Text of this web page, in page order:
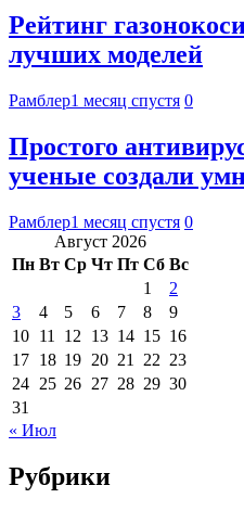
Рейтинг
лучших моделей
Рамблер1 месяц спустя 0
Простого
ученые создали
Рамблер1 месяц спустя 0
Август 2026
Пн Вт Ср Чт Пт Сб Вс
1
2
3
4 5 6 7 8
9
10 11 12 13 14 15 16
17 18 19 20 21 22 23
24 25 26 27 28 29 30
31
« Июл
Рубрики